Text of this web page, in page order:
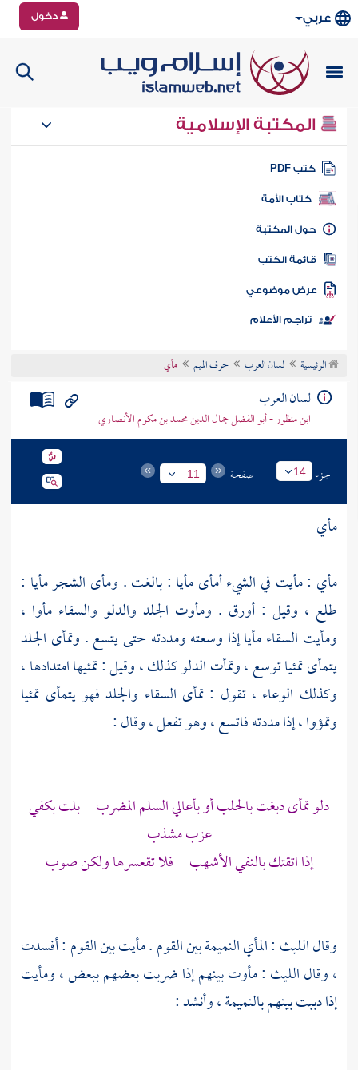
عربي دخول
المكتبة الإسلامية
كتب PDF
كتاب الأمة
المكتبة
الكتب
موضوعي
تراجم الأعلام
الرئيسية لسان العرب حرف الميم مأي
لسان العرب
ابن منظور - أبو الفضل جمال الدين محمد بن مكرم الأنصاري
جزء 14 صفحة 11
مأي
مأي : مأيت في الشيء أمأى مأيا : بالغت . ومأى الشجر مأيا :
طلع ، وقيل : أورق . ومأوت الجلد والدلو والسقاء مأوا ،
ومأيت السقاء مأيا إذا وسعته ومددته حتى يتسع . وتمأى الجلد
يتمأى تمئيا توسع ، وتمأت الدلو كذلك ، وقيل : تمئيها امتدادها ،
وكذلك الوعاء ، تقول : تمأى السقاء والجلد فهو يتمأى تمئيا
وتمؤوا ، إذا مددته فاتسع ، وهو تفعل ، وقال :
دلو تمأى دبغت بالحلب أو بأعالي السلم المضرب بلت بكفي
عزب مشذب
إذا اتقتك بالنفي الأشهب فلا تقعسرها ولكن صوب
وقالالليث : المأي النميمة بين القوم . مأيت بين القوم : أفسدت
، وقالالليث : مأوت بينهم إذا ضربت بعضهم ببعض ، ومأيت
إذا دببت بينهم بالنميمة ، وأنشد :